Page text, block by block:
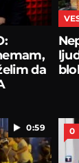
da
0:59 0